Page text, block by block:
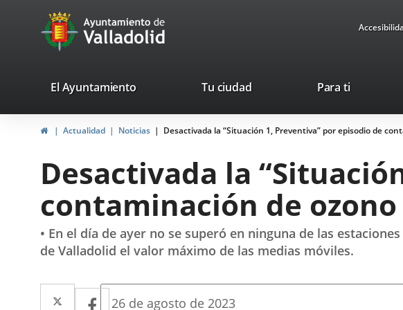
Portal
Web
Ayuntamiento
de
valladolid.es
El Ayuntamiento Tu ciudad Para ti
InicioActualidad Noticias Desactivada la “Situación 1, Preventiva” por episodio de
Desactivada la
contaminación de ozono
• En el día de ayer no se superó en ninguna de las
de Valladolid el valor máximo de las medias móviles.
Twitter
EnlaceFacebook
Enlace
Fecha
26 de agosto de 2023